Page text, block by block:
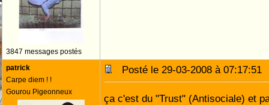
3847 messages postés
patrick
Carpe diem ! !
Gourou Pigeonneux
Posté le 29-03-2008 à
ça c'est du "Trust" (Antisociale) et